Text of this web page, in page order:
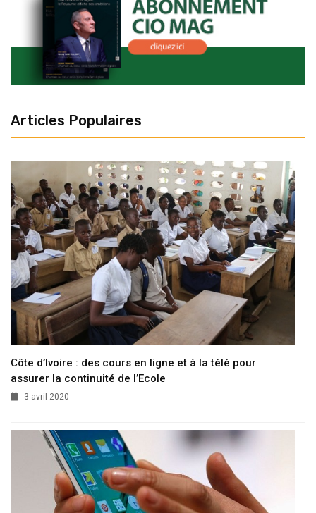
Articles Populaires
Côte d’Ivoire : des cours en ligne et à la télé pour
assurer la continuité de l’Ecole
3 avril 2020